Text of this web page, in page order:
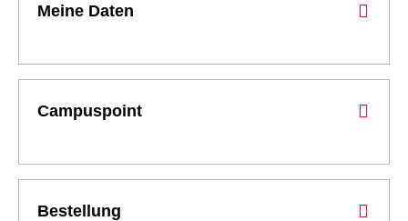
Meine Daten
Campuspoint
Bestellung